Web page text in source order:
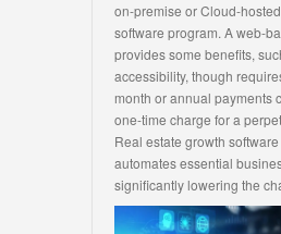
on-premise or Cloud-
software program. A web-
provides some benefits,
accessibility, though
month or annual payments
one-time charge for a
Real estate growth
automates essential
significantly lowering the